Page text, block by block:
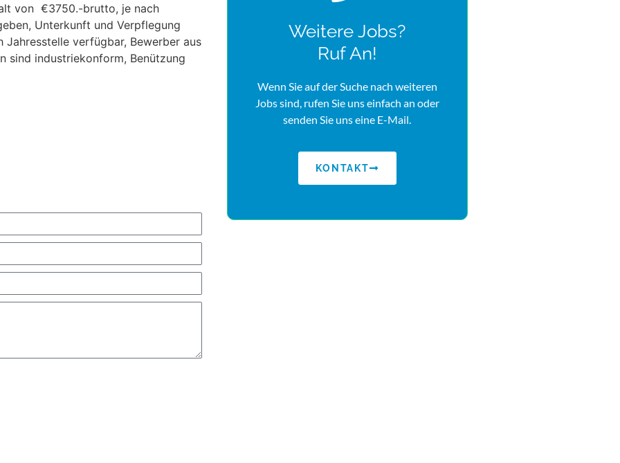
von €3750.-brutto, je nach
Unterkunft und Verpflegung
verfügbar, Bewerber aus
sind industriekonform, Benützung
Weitere Jobs?
Ruf An!
Wenn Sie auf der Suche nach weiteren
Jobs sind, rufen Sie uns einfach an oder
senden Sie uns eine E-Mail.
KONTAKT